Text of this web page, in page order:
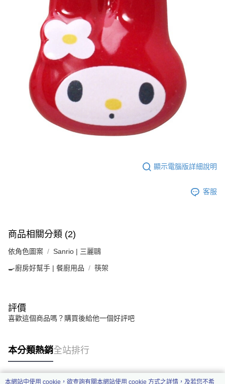
顯示電腦版詳細說明
客服
商品相關分類 (2)
依角色圖案 Sanrio | 三麗鷗
🍳廚房好幫手 | 餐廚用品 筷架
評價
喜歡這個商品嗎？購買後給他一個好評吧
本分類熱銷全站排行
本網站中使用 cookie，欲查詢有關本網站使用 cookie 方式之詳情，及若您不希